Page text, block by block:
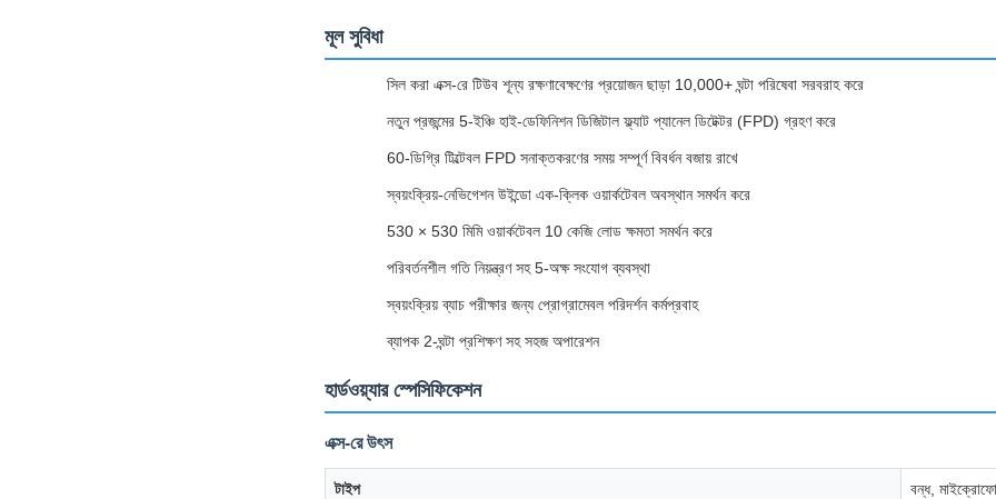
মূল সুবিধা
সিল করা এক্স-রে টিউব শূন্য রক্ষণাবেক্ষণের প্রয়োজন ছাড়া 10,000+ ঘন্টা পরিষেবা সরবরাহ করে
নতুন প্রজন্মের 5-ইঞ্চি হাই-ডেফিনিশন ডিজিটাল ফ্ল্যাট প্যানেল ডিটেক্টর (FPD) গ্রহণ করে
60-ডিগ্রি টিল্টেবল FPD সনাক্তকরণের সময় সম্পূর্ণ বিবর্ধন বজায় রাখে
স্বয়ংক্রিয়-নেভিগেশন উইন্ডো এক-ক্লিক ওয়ার্কটেবল অবস্থান সমর্থন করে
530 × 530 মিমি ওয়ার্কটেবল 10 কেজি লোড ক্ষমতা সমর্থন করে
পরিবর্তনশীল গতি নিয়ন্ত্রণ সহ 5-অক্ষ সংযোগ ব্যবস্থা
স্বয়ংক্রিয় ব্যাচ পরীক্ষার জন্য প্রোগ্রামেবল পরিদর্শন কর্মপ্রবাহ
ব্যাপক 2-ঘন্টা প্রশিক্ষণ সহ সহজ অপারেশন
হার্ডওয়্যার স্পেসিফিকেশন
এক্স-রে উৎস
টাইপ বন্ধ,